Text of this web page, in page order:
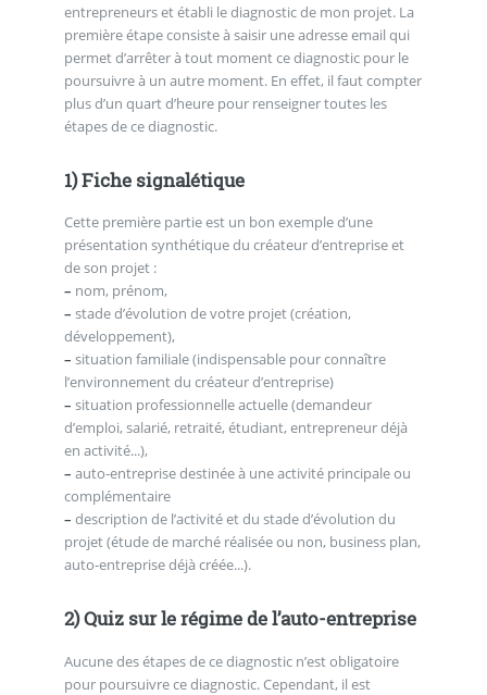
entrepreneurs et établi le diagnostic de mon projet. La
première étape consiste à saisir une adresse email qui
permet d’arrêter à tout moment ce diagnostic pour le
poursuivre à un autre moment. En effet, il faut compter
plus d’un quart d’heure pour renseigner toutes les
étapes de ce diagnostic.
1) Fiche signalétique
Cette première partie est un bon exemple d’une
présentation synthétique du créateur d’entreprise et
de son projet :
– nom, prénom,
– stade d’évolution de votre projet (création,
développement),
– situation familiale (indispensable pour connaître
l’environnement du créateur d’entreprise)
– situation professionnelle actuelle (demandeur
d’emploi, salarié, retraité, étudiant, entrepreneur déjà
en activité...),
– auto-entreprise destinée à une activité principale ou
complémentaire
– description de l’activité et du stade d’évolution du
projet (étude de marché réalisée ou non, business plan,
auto-entreprise déjà créée...).
2) Quiz sur le régime de l’auto-entreprise
Aucune des étapes de ce diagnostic n’est obligatoire
pour poursuivre ce diagnostic. Cependant, il est